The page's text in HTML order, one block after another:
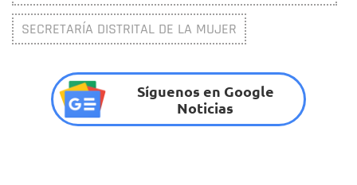
SECRETARÍA DISTRITAL DE LA MUJER
Síguenos en Google
Noticias